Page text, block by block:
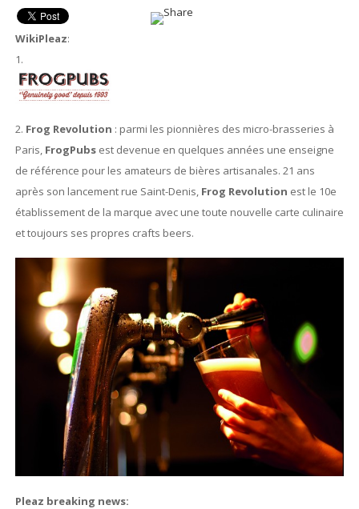
WikiPleaz:
1.
2. Frog Revolution : parmi les pionnières des micro-brasseries à
Paris, FrogPubsest devenue en quelques années une enseigne
de référence pour les amateurs de bières artisanales. 21 ans
après son lancement rue Saint-Denis, Frog Revolution est le 10e
établissement de la marque avec une toute nouvelle carte culinaire
et toujours ses propres crafts beers.
Pleaz breaking news: